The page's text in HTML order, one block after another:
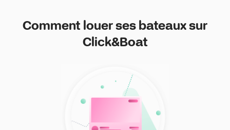
Comment louer ses bateaux sur
Click&Boat